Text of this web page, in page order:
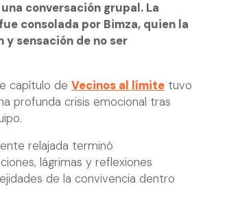
conversación grupal. La
consolada por Bimza, quien la
sensación de no ser
capítulo de Vecinos al límite tuvo
profunda crisis emocional tras
relajada terminó
lágrimas y reflexiones
de la convivencia dentro